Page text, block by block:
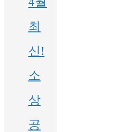
최
신!
소
상
공